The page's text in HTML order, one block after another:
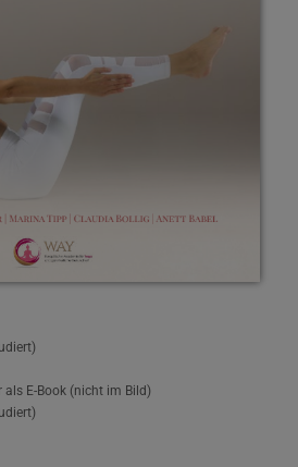
E-Book (nicht im Bild)